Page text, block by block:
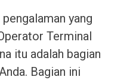
yang
Terminal
itu adalah bagian
Bagian ini